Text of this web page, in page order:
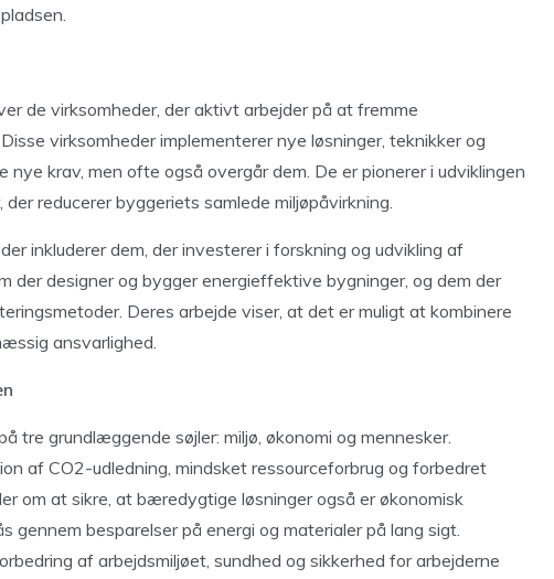
de virksomheder, der aktivt arbejder på at fremme
virksomheder implementerer nye løsninger, teknikker og
nye krav, men ofte også overgår dem. De er pionerer i udviklingen
reducerer byggeriets samlede miljøpåvirkning.
inkluderer dem, der investerer i forskning og udvikling af
der designer og bygger energieffektive bygninger, og dem der
Deres arbejde viser, at det er muligt at kombinere
ansvarlighed.
tre grundlæggende søjler: miljø, økonomi og mennesker.
af CO2-udledning, mindsket ressourceforbrug og forbedret
om at sikre, at bæredygtige løsninger også er økonomisk
gennem besparelser på energi og materialer på lang sigt.
af arbejdsmiljøet, sundhed og sikkerhed for arbejderne